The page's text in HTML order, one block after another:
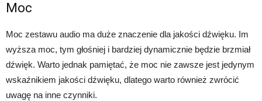
Moc
Moc zestawu audio ma duże znaczenie dla jakości dźwięku. Im
wyższa moc, tym głośniej i bardziej dynamicznie będzie brzmiał
dźwięk. Warto jednak pamiętać, że moc nie zawsze jest jedynym
wskaźnikiem jakości dźwięku, dlatego warto również zwrócić
uwagę na inne czynniki.